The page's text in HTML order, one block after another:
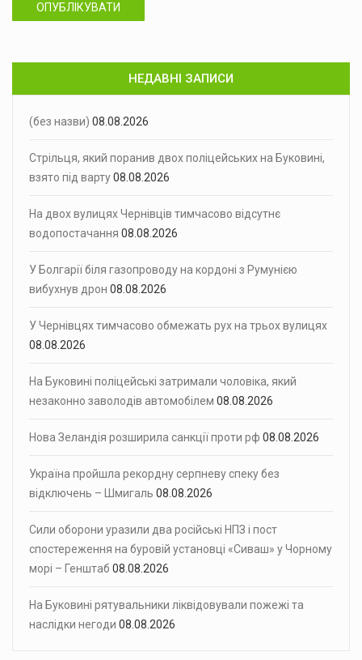
ОПУБЛІКУВАТИ
НЕДАВНІ ЗАПИСИ
(без назви) 08.08.2026
Стрільця, який поранив двох поліцейських на Буковині,
взято під варту08.08.2026
На двох вулицях Чернівців тимчасово відсутнє
водопостачання 08.08.2026
У Болгарії біля газопроводу на кордоні з Румунією
вибухнув дрон 08.08.2026
У Чернівцях тимчасово обмежать рух на трьох вулицях
08.08.2026
На Буковині поліцейські затримали чоловіка, який
незаконно заволодів автомобілем 08.08.2026
Нова Зеландія розширила санкції проти рф 08.08.2026
Україна пройшла рекордну серпневу спеку без
відключень – Шмигаль 08.08.2026
Сили оборони уразили два російські НПЗ і пост
спостереження на буровій установці «Сиваш» у Чорному
морі – Генштаб 08.08.2026
На Буковині рятувальники ліквідовували пожежі та
наслідки негоди 08.08.2026